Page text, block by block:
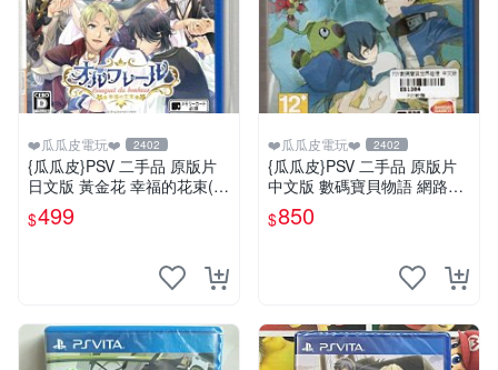
❤️瓜瓜皮電玩❤️ 2402
{瓜瓜皮}PSV 二手品 原版片
日文版 黃金花 幸福的花束(遊
戲都有回收)
$499
❤️瓜瓜皮電玩❤️ 2402
{瓜瓜皮}PSV 二手品 原版片
中文版 數碼寶貝物語 網路偵
探 駭客追憶(遊戲都有回收)
$850